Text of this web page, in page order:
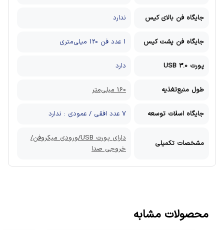
جایگاه فن بالای کیس ندارد
جایگاه فن پشت کیس 1 عدد فن 120 میلی‌متری
پورت USB 3.0 دارد
طول منبع‌تغذیه 160 میلی‌متر
جایگاه اسلات توسعه 7 عدد افقی / عمودی : ندارد
مشخصات تکمیلی
دارای پورت USB/ورودی میکروفن/
خروجی صدا
محصولات مشابه